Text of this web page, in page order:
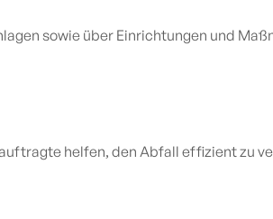
sowie über Einrichtungen und
helfen, den Abfall effizient zu